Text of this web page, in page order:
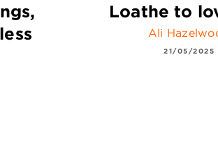
Loathe to
Ali
21/05/2025